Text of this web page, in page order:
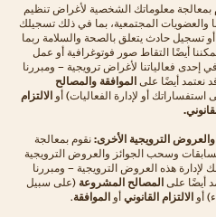
بمعالجة معلوماتك الشخصية لأغراض تنظيم
والعضويات المجتمعية، بما في ذلك تسجيلك
تسجيل حادث يتعلق بالصحة والسلامة ربما
أيضًا التقاط صور فوتوغرافية أو عمل
فعالياتنا لأغراض ترويجية – ومبررنا
نعتمد أيضًا على الموافقة والمصالح
أو لإدارة الفعاليات) أو الالتزام
الترويجية الأخرى:نقوم بمعالجة
وسحب الجوائز والعروض الترويجية
لإدارة هذه العروض الترويجية – ومبررنا
أيضًا علىالمصالح المشروعة (على سبيل
أوالالتزام القانوني أوالموافقة.